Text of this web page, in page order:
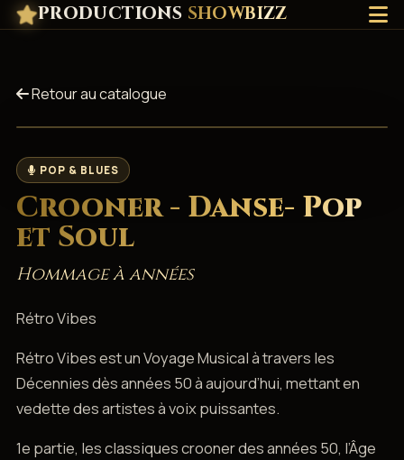
PRODUCTIONS SHOWBIZZ
Retour au catalogue
POP & BLUES
Crooner - Danse- Pop
et Soul
Hommage à années
Rétro Vibes
Rétro Vibes est un Voyage Musical à travers les
Décennies dès années 50 à aujourd’hui, mettant en
vedette des artistes à voix puissantes.
1e partie, les classiques crooner des années 50, l’Âge